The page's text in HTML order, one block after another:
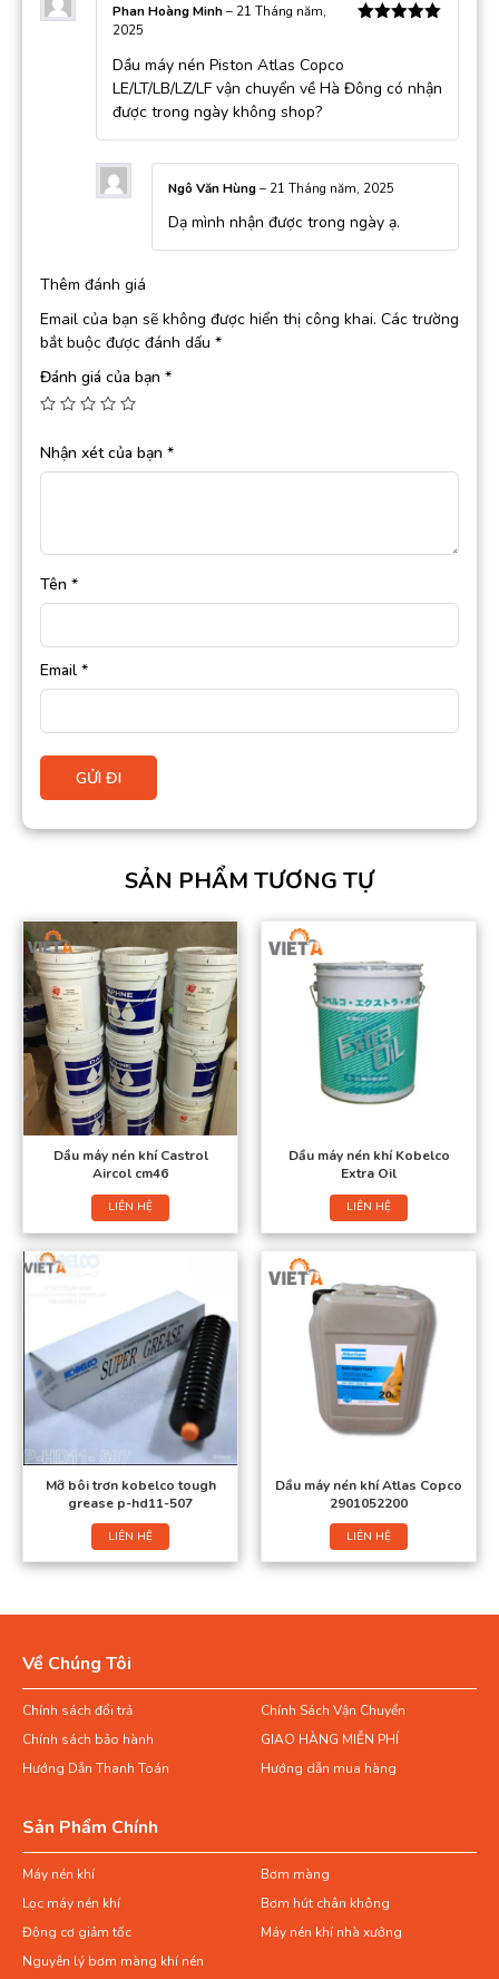
Phan Hoàng Minh– 21 Tháng năm,
2025
Dầu máy nén Piston Atlas Copco
LE/LT/LB/LZ/LF vận chuyển về Hà Đông có nhận
được trong ngày không shop?
Ngô Văn Hùng– 21 Tháng năm, 2025
Dạ mình nhận được trong ngày ạ.
Thêm đánh giá
Email của bạn sẽ không được hiển thị công khai. Các trường
bắt buộc được đánh dấu *
Đánh giá của bạn *
Nhận xét của bạn *
Tên *
Email *
SẢN PHẨM TƯƠNG TỰ
Dầu máy nén khí Castrol
Aircol cm46
LIÊN HỆ
Dầu máy nén khí Kobelco
Extra Oil
LIÊN HỆ
Mỡ bôi trơn kobelco tough
grease p-hd11-507
LIÊN HỆ
Dầu máy nén khí Atlas Copco
2901052200
LIÊN HỆ
Về Chúng Tôi
Chính sách đổi trả
Chính Sách Vận Chuyển
Chính sách bảo hành
GIAO HÀNG MIỄN PHÍ
Hướng Dẫn Thanh Toán
Hướng dẫn mua hàng
Sản Phẩm Chính
Máy nén khí
Bơm màng
Lọc máy nén khí
Bơm hút chân không
Động cơ giảm tốc
Máy nén khí nhà xưởng
Nguyên lý bơm màng khí nén